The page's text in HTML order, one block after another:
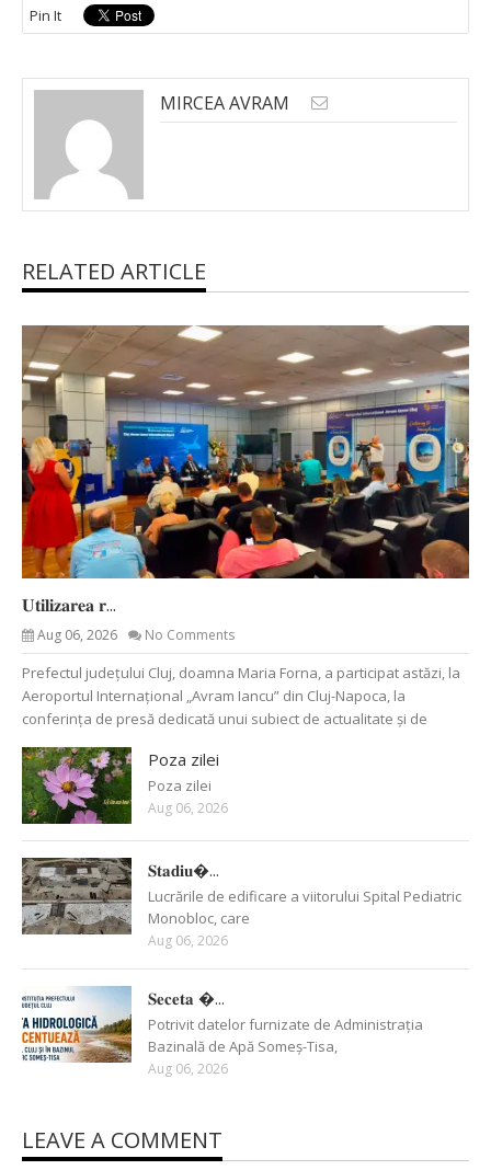
Pin It
MIRCEA AVRAM
RELATED ARTICLE
𝐔𝐭𝐢𝐥𝐢𝐳𝐚𝐫𝐞𝐚 𝐫...
Aug 06, 2026 No Comments
Prefectul județului Cluj, doamna Maria Forna, a participat astăzi, la
Aeroportul Internațional „Avram Iancu” din Cluj-Napoca, la
conferința de presă dedicată unui subiect de actualitate și de
Poza zilei
Poza zilei
Aug 06, 2026
𝐒𝐭𝐚𝐝𝐢𝐮�...
Lucrările de edificare a viitorului Spital Pediatric
Monobloc, care
Aug 06, 2026
𝐒𝐞𝐜𝐞𝐭𝐚 �...
Potrivit datelor furnizate de Administrația
Bazinală de Apă Someș-Tisa,
Aug 06, 2026
LEAVE A COMMENT